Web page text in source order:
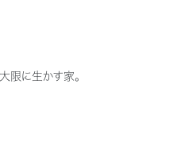
すオーナー様まで、賃貸経営に
理想の住まいを叶えるリフォーム
ます。
限に生かす家。